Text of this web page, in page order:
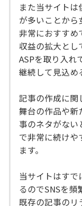
また当サイト
が多いことか
非常におすすめ
収益の拡大とし
ASPを取り入れ
継続して見込め
記事の作成に関
舞台の作品や新
事のネタがな
で非常に続けや
ます。
当サイトはすで
るのでSNSを頻
既存の記事のリ